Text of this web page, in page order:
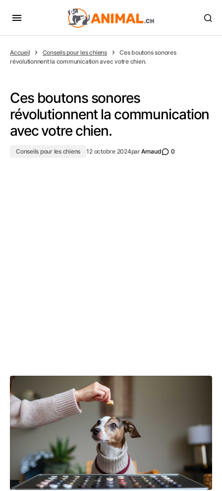
Accueil Conseils pour les chiens
Ces boutons sonores
révolutionnent la communication avec votre chien.
Ces boutons sonores
révolutionnent la communication
avec votre chien.
Conseils pour les chiens 12 octobre 2024parArnaud 0